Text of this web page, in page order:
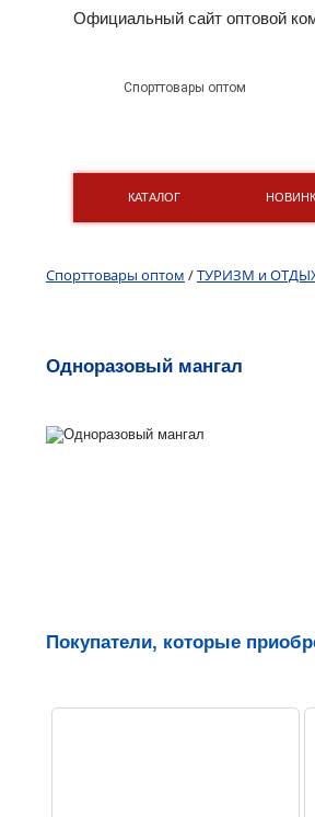
Официальный сайт оптовой
Спорттовары оптом
КАТАЛОГ
Спорттовары оптом /ТУРИЗМ и
Одноразовый мангал
Покупатели, которые